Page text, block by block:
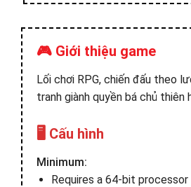
🎮 Giới thiệu game
Lối chơi RPG, chiến đấu theo
tranh giành quyền bá chủ thiên
🖥️ Cấu hình
Minimum:
Requires a 64-bit